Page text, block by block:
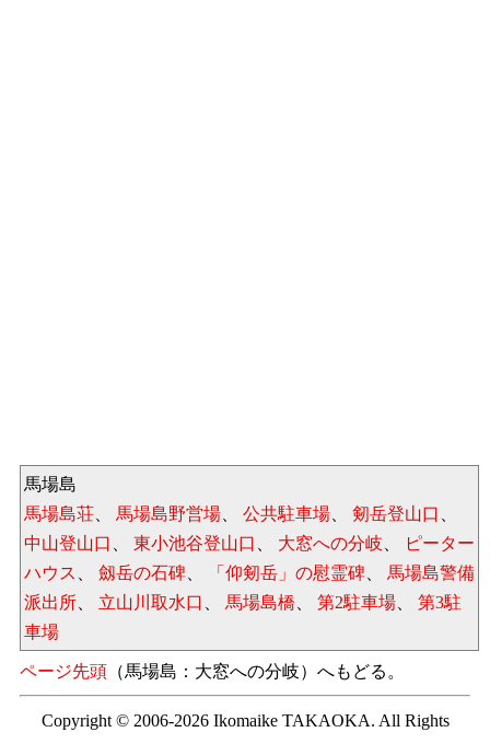
馬場島
馬場島荘
馬場島野営場 公共駐車場 剱岳登山口
中山登山口
東小池谷登山口 大窓への分岐
ピーター
ハウス
劔岳の石碑 「仰剱岳」の慰霊碑
馬場島警備
派出所
立山川取水口 馬場島橋 第2駐車場
第3駐
車場
ページ先頭 （馬場島：大窓への分岐）へもどる。
Copyright © 2006-2026 Ikomaike TAKAOKA. All Rights